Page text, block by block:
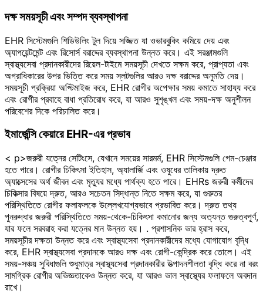
দক্ষ সময়সূচী এবং সম্পদ ব্যবস্থাপনা
EHR সিস্টেমগুলি শিডিউলিং টুল দিয়ে সজ্জিত যা ওভারবুকিং কমিয়ে দেয় এবং
অ্যাপয়েন্টমেন্ট এবং রিসোর্স বরাদ্দের ব্যবস্থাপনা উন্নত করে। এই সরঞ্জামগুলি
স্বাস্থ্যসেবা প্রদানকারীদের রিয়েল-টাইমে সময়সূচী দেখতে সক্ষম করে, প্রাপ্যতা এবং
অগ্রাধিকারের উপর ভিত্তি করে সময় স্লটগুলির আরও দক্ষ বরাদ্দের অনুমতি দেয়।
সময়সূচী প্রক্রিয়া অপ্টিমাইজ করে, EHR রোগীর অপেক্ষার সময় কমাতে সাহায্য করে
এবং রোগীর প্রবাহে বাধা প্রতিরোধ করে, যা আরও সুশৃঙ্খল এবং সময়-দক্ষ অনুশীলন
পরিবেশের দিকে পরিচালিত করে।
ইমার্জেন্সি কেয়ারে EHR-এর প্রভাব
< p>জরুরী যত্নের সেটিংসে, যেখানে সময়ের সারমর্ম, EHR সিস্টেমগুলি গেম-চেঞ্জার
হতে পারে। রোগীর চিকিৎসা ইতিহাস, অ্যালার্জি এবং ওষুধের তালিকায় দ্রুত
অ্যাক্সেসের অর্থ জীবন এবং মৃত্যুর মধ্যে পার্থক্য হতে পারে। EHRs জরুরী কর্মীদের
চিকিত্সার বিষয়ে দ্রুত, আরও সচেতন সিদ্ধান্ত নিতে সক্ষম করে, যা গুরুতর
পরিস্থিতিতে রোগীর ফলাফলকে উল্লেখযোগ্যভাবে প্রভাবিত করে। দ্রুত তথ্য
পুনরুদ্ধার জরুরী পরিস্থিতিতে সময়-থেকে-চিকিৎসা কমানোর জন্য অত্যন্ত গুরুত্বপূর্ণ,
যার ফলে সরবরাহ করা যত্নের মান উন্নত হয়। . প্রশাসনিক ভার হ্রাস করে,
সময়সূচীর দক্ষতা উন্নত করে এবং স্বাস্থ্যসেবা প্রদানকারীদের মধ্যে যোগাযোগ বৃদ্ধি
করে, EHR স্বাস্থ্যসেবা প্রদানকে আরও দক্ষ এবং রোগী-কেন্দ্রিক করে তোলে। এই
সময়-সঞ্চয় সুবিধাগুলি শুধুমাত্র স্বাস্থ্যসেবা প্রদানকারীর উত্পাদনশীলতা বৃদ্ধি করে না বরং
সামগ্রিক রোগীর অভিজ্ঞতাকেও উন্নত করে, যা আরও ভাল স্বাস্থ্যের ফলাফলে অবদান
রাখে।